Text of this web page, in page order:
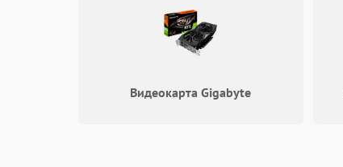
Видеокарта Gigabyte